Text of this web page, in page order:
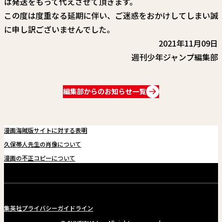
関連情報
関連リンク
この度は度重なる延期に伴い、ご迷惑をおかけしてしまい誠
に申し訳ございませんでした。
2021年11月09日
週刊少年ジャンプ編集部
編集部からのお知らせ一覧
漫画海賊版サイトに対する表明
久保帯人先生の肖像について
漫画の不正コピーについて
集英社プライバシーガイドライン